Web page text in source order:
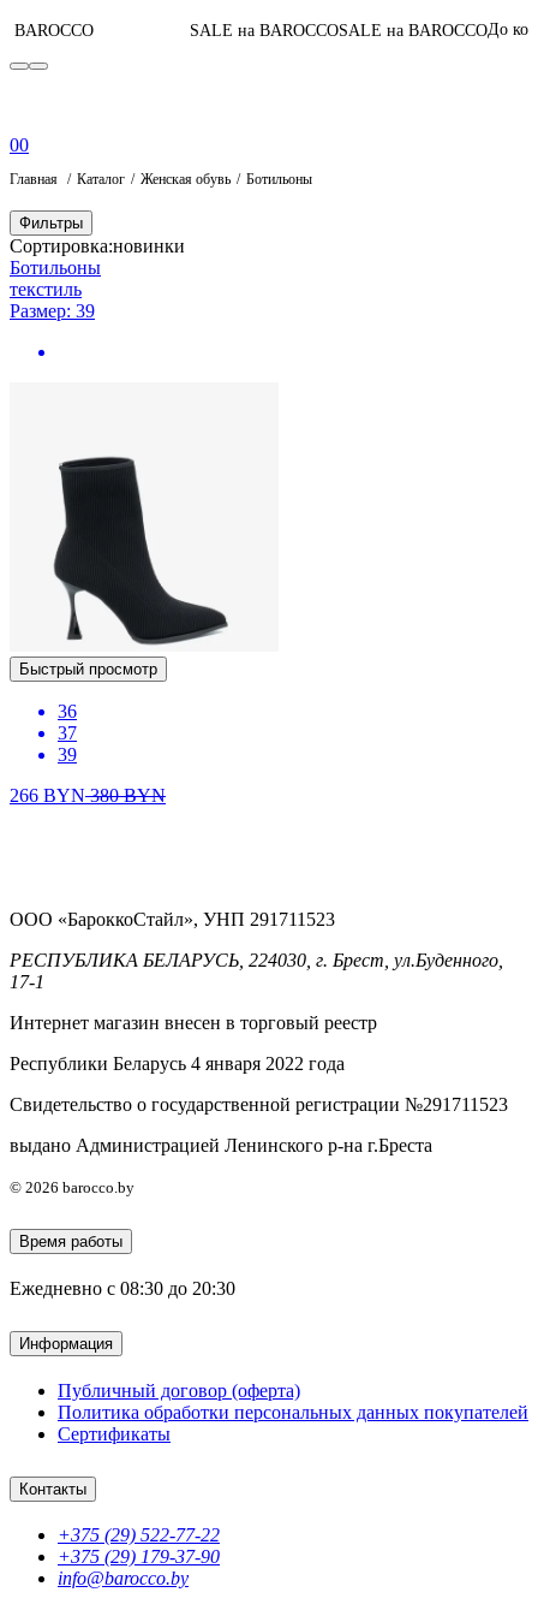
SALE на BAROCCOSALE на BAROCCOДо
00
Главная Каталог Женская обувь Ботильоны
Фильтры
Сортировка:новинки
Ботильоны
текстиль
Размер: 39
Быстрый просмотр
36
37
39
266 BYN380BYN
ООО «БароккоСтайл», УНП 291711523
РЕСПУБЛИКА БЕЛАРУСЬ, 224030, г. Брест, ул.Буденного,
17-1
Интернет магазин внесен в торговый реестр
Республики Беларусь 4 января 2022 года
Свидетельство о государственной регистрации №291711523
выдано Администрацией Ленинского р-на г.Бреста
© 2026 barocco.by
Время работы
Ежедневно с 08:30 до 20:30
Информация
Публичный договор (оферта)
Политика обработки персональных данных покупателей
Сертификаты
Контакты
+375 (29) 522-77-22
+375 (29) 179-37-90
info@barocco.by